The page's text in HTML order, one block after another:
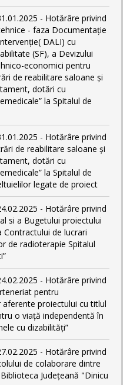
- Hotărâre privind
- faza Documentație
DALI) cu
(SF), a Devizului
economici pentru
de reabilitare saloane și
dotări cu
la Spitalul de
- Hotărâre privind
de reabilitare saloane și
dotări cu
la Spitalul de
legate de proiect
- Hotărâre privind
si a Bugetului proiectului
de lucrari
de radioterapie Spitalul
- Hotărâre privind
pentru
proiectului cu titlul
o viață independentă în
cu dizabilități”
- Hotărâre privind
de colaborare dintre
Județeană "Dinicu